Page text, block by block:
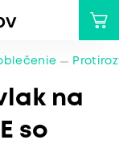
na
so